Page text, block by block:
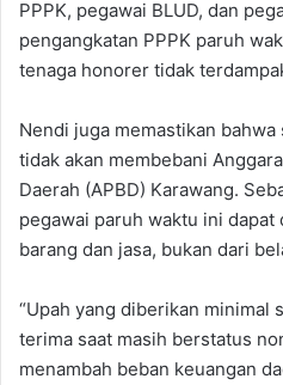
PPPK, pegawai BLUD, dan
pengangkatan PPPK paruh
tenaga honorer tidak
Nendi juga memastikan
tidak akan membebani
Daerah (APBD) Karawang.
pegawai paruh waktu ini
barang dan jasa, bukan dari
“Upah yang diberikan minimal
terima saat masih berstatus
menambah beban keuangan